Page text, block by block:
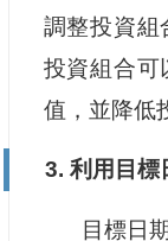
調整投資組
投資組合可
值，並降低
3. 利用目標
目標日